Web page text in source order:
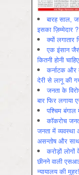
बारह साल,
इसका ज़िम्मेदार ?
क्यों लगातार
एक इंसान
कितनी होनी
कर्नाटक और
देरी से लागू की
जनता के
बार फिर लगाया
पश्चिम
कॉकरोच
जनता में
असन्‍तोष और साथ
करोड़ों लोगों
छीनने वाली
न्यायालय की मुहर!